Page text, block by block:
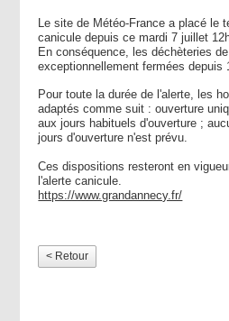
Le site de Météo-France a placé le
canicule depuis ce mardi 7 juillet
En conséquence, les déchèteries
exceptionnellement fermées depuis
Pour toute la durée de l'alerte, les
adaptés comme suit :ouverture
aux jours habituels d'ouverture ;
jours d'ouverture n'est prévu.
Ces dispositions resteront en
l'alerte canicule.
https://www.grandannecy.fr/
< Retour